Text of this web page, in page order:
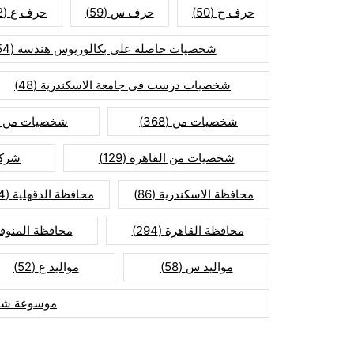
حرف ح (50) حرف س (59) حرف ع (52)
شخصيات حاصلة على بكالوريوس هندسة (154)
شخصيات درست فى جامعة الاسكندرية (48)
شخصيات من (368) شخصيات من
شخصيات من القاهرة (129)
محافظة الاسكندرية (86) محافظة الدقهلية (74)
محافظة القاهرة (294) محافظة
مواليد س (58) مواليد ع (52)
موسوعة